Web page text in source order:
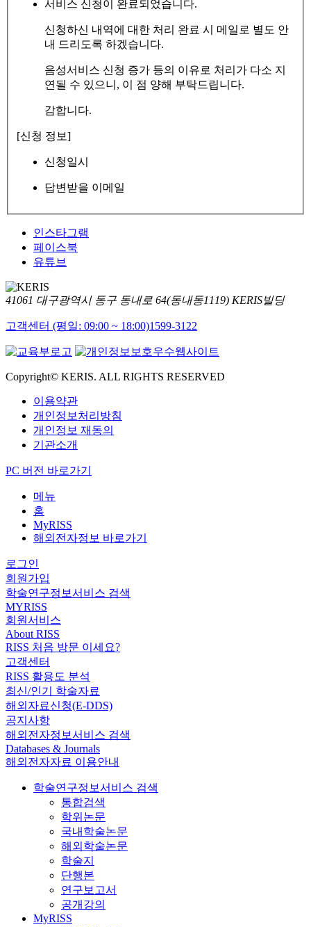
서비스 신청이 완료되었습니다.
신청하신 내역에 대한 처리 완료 시 메일로 별도 안
내 드리도록 하겠습니다.
음성서비스 신청 증가 등의 이유로 처리가 다소 지
연될 수 있으니, 이 점 양해 부탁드립니다.
감합니다.
[신청 정보]
신청일시
답변받을 이메일
인스타그램
페이스북
유튜브
41061 대구광역시 동구 동내로 64(동내동1119) KERIS빌딩
고객센터 (평일: 09:00 ~ 18:00)1599-3122
Copyright© KERIS. ALL RIGHTS RESERVED
이용약관
개인정보처리방침
개인정보 재동의
기관소개
PC 버전 바로가기
메뉴
홈
MyRISS
해외전자정보 바로가기
로그인
회원가입
학술연구정보서비스 검색
MYRISS
회원서비스
About RISS
RISS 처음 방문 이세요?
고객센터
RISS 활용도 분석
최신/인기 학술자료
해외자료신청(E-DDS)
공지사항
해외전자정보서비스 검색
Databases & Journals
해외전자자료 이용안내
학술연구정보서비스 검색
통합검색
학위논문
국내학술논문
해외학술논문
학술지
단행본
연구보고서
공개강의
MyRISS